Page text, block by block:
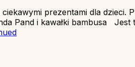
prezentami dla
Pand i kawałki bambusa